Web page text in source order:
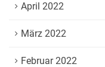
April 2022
März 2022
Februar 2022